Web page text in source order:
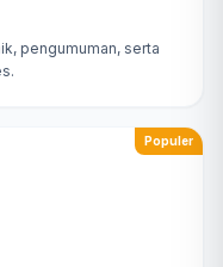
pengumuman, serta
Populer